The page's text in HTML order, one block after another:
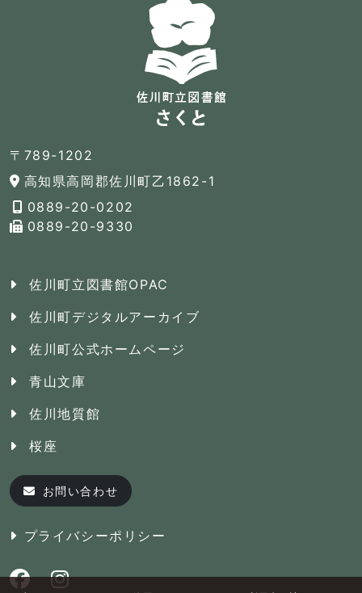
〒789-1202
高知県高岡郡佐川町乙1862-1
0889-20-0202
0889-20-9330
佐川町立図書館OPAC
佐川町デジタルアーカイブ
佐川町公式ホームページ
青山文庫
佐川地質館
桜座
お問い合わせ
プライバシーポリシー